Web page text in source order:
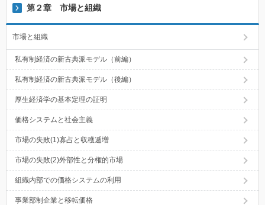
第２章 市場と組織
市場と組織
私有制経済の新古典派モデル（前編）
私有制経済の新古典派モデル（後編）
厚生経済学の基本定理の証明
価格システムと社会主義
市場の失敗(1)寡占と収穫逓増
市場の失敗(2)外部性と分権的市場
組織内部での価格システムの利用
事業部制企業と移転価格